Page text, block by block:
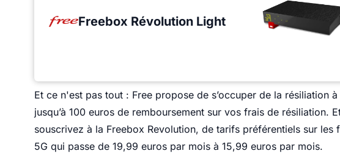
Freebox Révolution Light
Et ce n'est pas tout : Free propose de s’occuper de la résiliation
jusqu’à 100 euros de remboursement sur vos frais de résiliation.
souscrivez à la Freebox Revolution, de tarifs préférentiels sur
5G qui passe de 19,99 euros par mois à 15,99 euros par mois.